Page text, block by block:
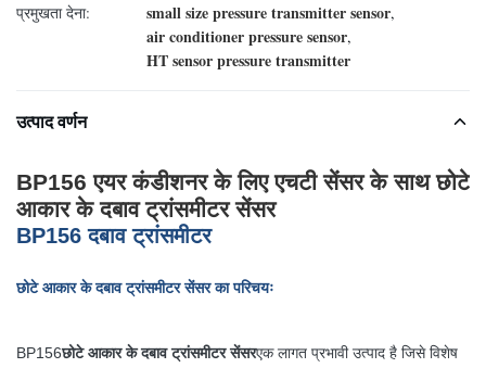
प्रमुखता देना:
small size pressure transmitter sensor,
air conditioner pressure sensor,
HT sensor pressure transmitter
उत्पाद वर्णन
BP156 एयर कंडीशनर के लिए एचटी सेंसर के साथ छोटे
आकार के दबाव ट्रांसमीटर सेंसर
BP156 दबाव ट्रांसमीटर
छोटे आकार के दबाव ट्रांसमीटर सेंसर का परिचयः
BP156छोटे आकार के दबाव ट्रांसमीटर सेंसरएक लागत प्रभावी उत्पाद है जिसे विशेष